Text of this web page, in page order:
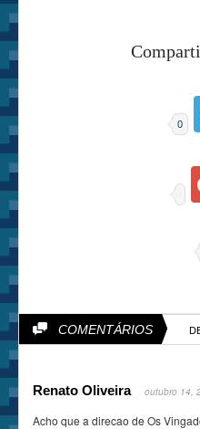
0
COMENTÁRIOS
Renato Oliveira outubro 14,
Acho que a direcao de Os